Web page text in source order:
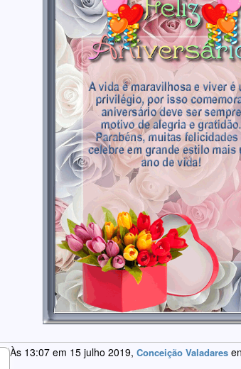
Às 13:07 em 15 julho 2019, Conceição Valadares